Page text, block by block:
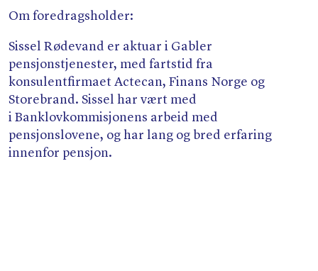
Om foredragsholder:
Sissel Rødevand er aktuar i Gabler
pensjonstjenester, med fartstid fra
konsulentfirmaet Actecan, Finans Norge og
Storebrand. Sissel har vært med
i Banklovkommisjonens arbeid med
pensjonslovene, og har lang og bred erfaring
innenfor pensjon.